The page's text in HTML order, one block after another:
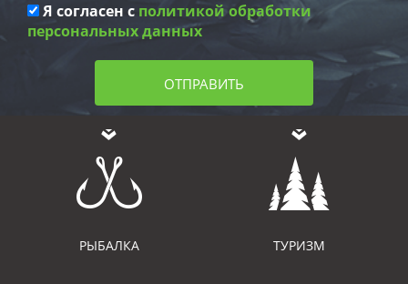
Я согласен с политикой обработки
персональных данных
ОТПРАВИТЬ
РЫБАЛКА ТУРИЗМ